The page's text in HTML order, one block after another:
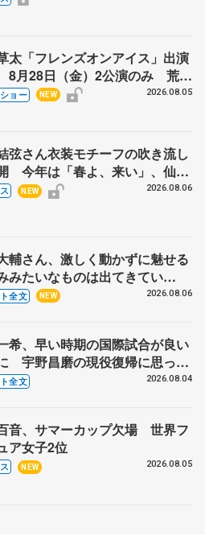
太「フレンズオンアイス」出演
月28日（金）2公演のみ 荒川
んプロデュース、20周年のアイ
ョー NEW 2026.08.05
弦さん衣装モチーフの吹き流し
今年は「春よ、来い」、仙台
殿NEW 2026.08.06
輔さん、激しく動かずに魅せる
みたいなものは出てきてい
〝兄さん〟と慕うレジェンド
全文 NEW 2026.08.06
希、早い時期の国際試合が良い
宇野昌磨の現役復帰に思って
と 【アジアンオープントロフ
全文 2026.08.04
音、サマーカップ欠場 世界フ
ア女子2位
NEW 2026.08.05